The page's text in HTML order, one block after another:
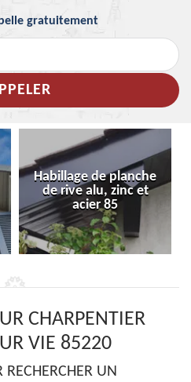
gratuitement
Habillage de planche
de rive alu, zinc et
acier 85
CHARPENTIER
VIE 85220
UN